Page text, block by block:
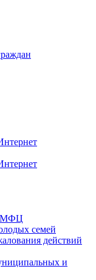
МФЦ
семей
действий
и